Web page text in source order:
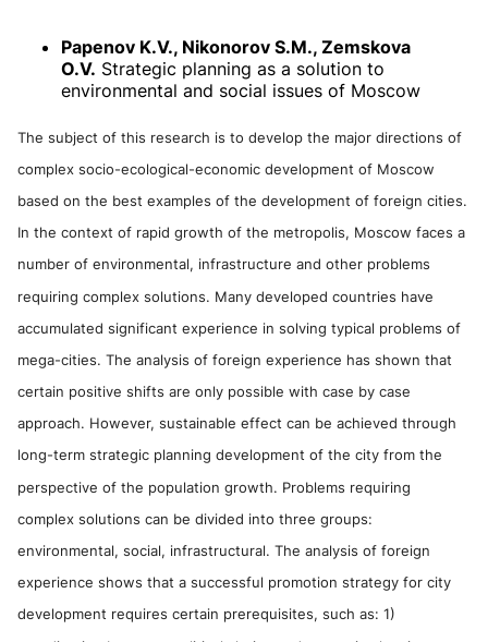
Papenov K.V., Nikonorov S.M., Zemskova
O.V. Strategic planning as a solution to
environmental and social issues of Moscow
The subject of this research is to develop the major directions of
complex socio-ecological-economic development of Moscow
based on the best examples of the development of foreign cities.
In the context of rapid growth of the metropolis, Moscow faces a
number of environmental, infrastructure and other problems
requiring complex solutions. Many developed countries have
accumulated significant experience in solving typical problems of
mega-cities. The analysis of foreign experience has shown that
certain positive shifts are only possible with case by case
approach. However, sustainable effect can be achieved through
long-term strategic planning development of the city from the
perspective of the population growth. Problems requiring
complex solutions can be divided into three groups:
environmental, social, infrastructural. The analysis of foreign
experience shows that a successful promotion strategy for city
development requires certain prerequisites, such as: 1)